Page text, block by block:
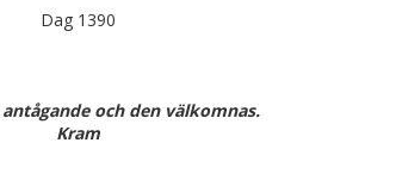
Dag 1390
och den välkomnas.
Kram